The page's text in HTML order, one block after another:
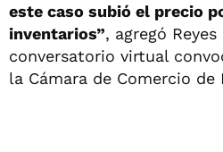
este caso subió el precio
inventarios”, agregó
conversatorio virtual
la Cámara de Comercio de